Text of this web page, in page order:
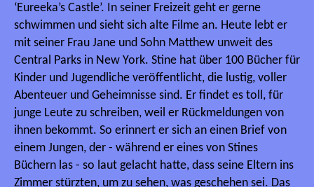
‘Eureeka’s Castle’. In seiner Freizeit geht er gerne
schwimmen und sieht sich alte Filme an. Heute lebt er
mit seiner Frau Jane und Sohn Matthew unweit des
Central Parks in New York. Stine hat über 100 Bücher für
Kinder und Jugendliche veröffentlicht, die lustig, voller
Abenteuer und Geheimnisse sind. Er findet es toll, für
junge Leute zu schreiben, weil er Rückmeldungen von
ihnen bekommt. So erinnert er sich an einen Brief von
einem Jungen, der - während er eines von Stines
Büchern las - so laut gelacht hatte, dass seine Eltern ins
Zimmer stürzten, um zu sehen, was geschehen sei. Das